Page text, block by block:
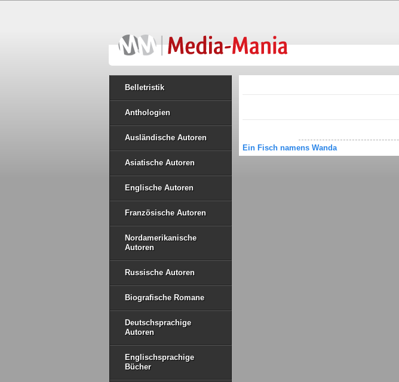
Belletristik
Anthologien
Ausländische Autoren
Asiatische Autoren
Englische Autoren
Französische Autoren
Nordamerikanische
Autoren
Russische Autoren
Biografische Romane
Deutschsprachige
Autoren
Englischsprachige
Bücher
Ein Fisch namens Wanda